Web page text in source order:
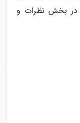
در بخش نظرات و